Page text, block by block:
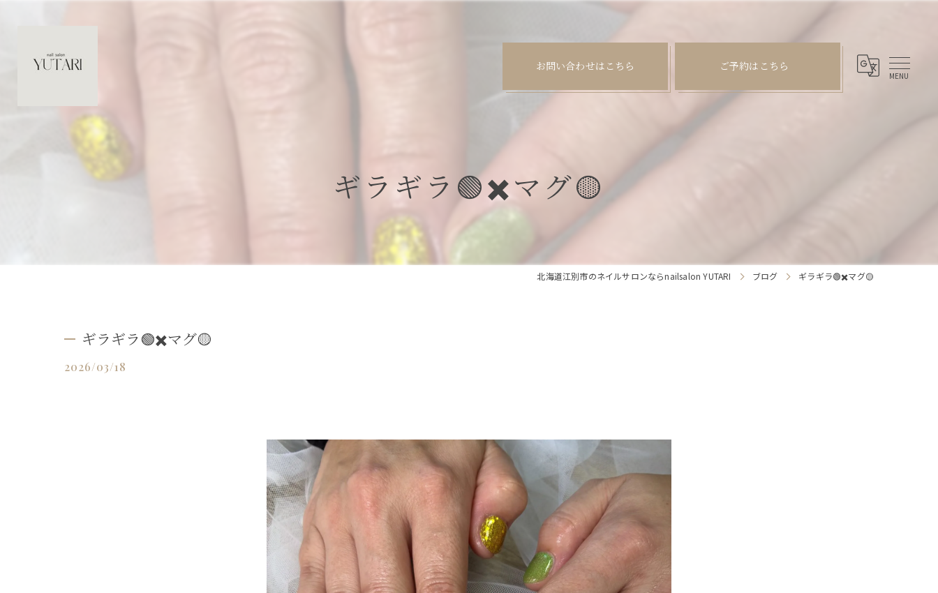
お問い合わせはこちら ご予約はこちら
ギラギラ🟢✖️マグ🟡
北海道江別市のネイルサロンならnailsalon YUTARI ブログ ギラギラ🟢✖️マグ🟡
ギラギラ🟢✖️マグ🟡
2026/03/18